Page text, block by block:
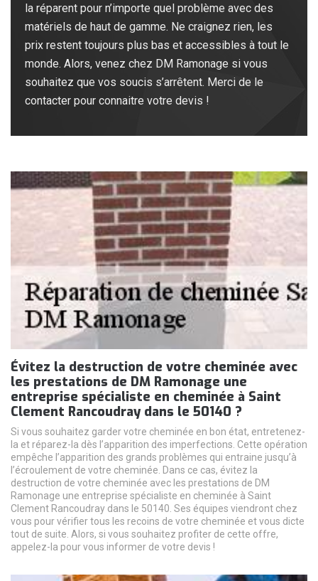
la réparent pour n’importe quel problème avec des
matériels de haut de gamme. Ne craignez rien, les
prix restent toujours plus bas et accessibles à tout le
monde. Alors, venez chez DM Ramonage si vous
souhaitez que vos soucis s’arrêtent. Merci de le
contacter pour connaitre votre devis !
Évitez la destruction de votre cheminée avec
les prestations de DM Ramonage une
entreprise spécialiste en cheminée à Saint
Clement Rancoudray dans le 50140 ?
Si vous souhaitez garder votre cheminée en bon état, entretenez-
la et réparez-la dès l’apparition des imperfections. Cette opération
empêche l’apparition des grands problèmes qui entraine jusqu’à
l’écroulement de votre cheminée. Dans ce cas, évitez la
destruction de votre cheminée avec les prestations de DM
Ramonage une entreprise spécialiste en cheminée à Saint
Clement Rancoudray dans le 50140. Ses équipes viendront chez
vous pour vérifier tous les recoins de votre cheminée et vous dicte
tout de suite. Alors, si vous souhaitez profiter de cette offre,
appelez-la pour vous informer de votre devis !